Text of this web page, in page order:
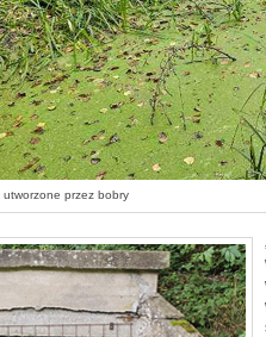
utworzone przez bobry